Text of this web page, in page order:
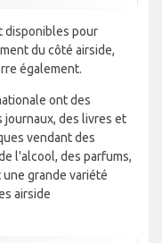
disponibles pour
du côté airside,
également.
ont des
journaux, des livres et
vendant des
l'alcool, des parfums,
grande variété
airside